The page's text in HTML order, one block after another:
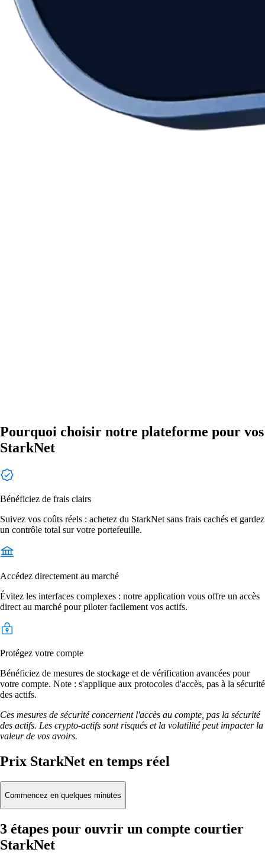
Pourquoi choisir notre plateforme pour vos
StarkNet
Bénéficiez de frais clairs
Suivez vos coûts réels : achetez du StarkNet sans frais cachés et gardez
un contrôle total sur votre portefeuille.
Accédez directement au marché
Évitez les interfaces complexes : notre application vous offre un accès
direct au marché pour piloter facilement vos actifs.
Protégez votre compte
Bénéficiez de mesures de stockage et de vérification avancées pour
votre compte. Note : s'applique aux protocoles d'accès, pas à la sécurité
des actifs.
Ces mesures de sécurité concernent l'accès au compte, pas la sécurité
des actifs. Les crypto-actifs sont risqués et la volatilité peut impacter la
valeur de vos avoirs.
Prix StarkNet en temps réel
Commencez en quelques minutes
3 étapes pour ouvrir un compte courtier
StarkNet